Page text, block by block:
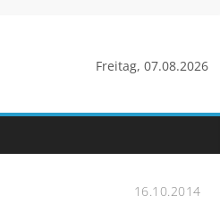
Freitag, 07.08.2026
16.10.2014